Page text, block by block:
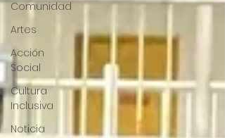
Comunidad
Artes
Acción
Social
Cultura
Inclusiva
Noticia